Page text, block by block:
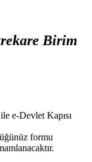
Birim
e-Devlet Kapısı
formu